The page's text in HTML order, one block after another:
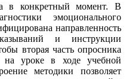
в конкретный момент. В
эмоционального
направленность
и инструкции
вторая часть опросника
на уроке в ходе учебной
методики позволяет